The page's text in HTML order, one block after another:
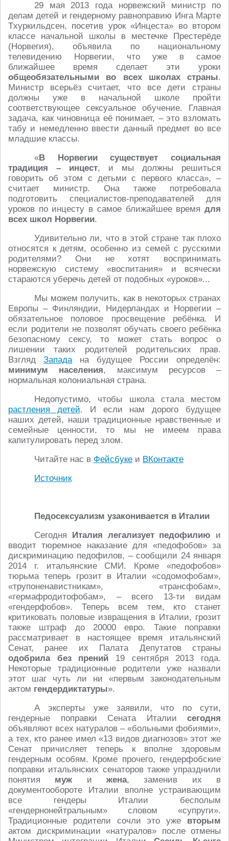
29 мая 2013 года норвежский министр по
делам детей и гендерному равноправию Инга Марте
Tхуркильдсен, посетив урок «Инцеста» во втором
классе начальной школы в местечке Престерёде
(Норвегия), объявила по национальному
телевидению Норвегии, что уже в самое
ближайшее время сделает эти уроки
общеобязательными во всех школах страны.
Министр всерьёз считает, что все дети страны
должны уже в начальной школе пройти
соответствующее сексуальное обучение. Главная
задача, как чиновница её понимает, – это взломать
табу и немедленно ввести данный предмет во все
младшие классы.
«В Норвегии существует социальная
традиция – инцест, и мы должны решиться
говорить об этом с детьми с первого класса», –
считает министр. Она также потребовала
подготовить специалистов-преподавателей для
уроков по инцесту в самое ближайшее время для
всех школ Норвегии.
Удивительно ли, что в этой стране так плохо
относятся к детям, особенно из семей с русскими
родителями? Они не хотят воспринимать
норвежскую систему «воспитания» и всячески
стараются уберечь детей от подобных «уроков»...
Мы можем получить, как в некоторых странах
Европы – Финляндии, Нидерландах и Норвегии –
обязательное половое просвещение ребёнка. И
если родители не позволят обучать своего ребёнка
безопасному сексу, то может стать вопрос о
лишении таких родителей родительских прав.
Взгляд Западана будущее России определён:
минимум населения, максимум ресурсов –
нормальная колониальная страна.
Недопустимо, чтобы школа стала местом
растления детей. И если нам дорого будущее
наших детей, наши традиционные нравственные и
семейные ценности, то мы не имеем права
капитулировать перед злом.
Читайте нас в Фейсбуке и ВКонтакте
Источник
Педосексуализм узаконивается в Италии
Сегодня Италия легализует педофилию и
вводит тюремное наказание для «педофобов» за
дискриминацию педофилов, – сообщили 24 января
2014 г. итальянские СМИ. Кроме «педофобов»
тюрьма теперь грозит в Италии «содомофобам»,
«трупоненавистникам», «трансфобам»,
«гермафродитофобам», – всего 13-ти видам
«гендерфобов». Теперь всем тем, кто станет
критиковать половые извращения в Италии, грозит
также штраф до 20000 евро. Такие поправки
рассматривает в настоящее время итальянский
Сенат, ранее их Палата Депутатов страны
одобрила без прений 19 сентября 2013 года.
Некоторые традиционные родители уже назвали
этот шаг чуть ли ни «первым законодательным
актом гендердиктатуры».
А эксперты уже заявили, что по сути,
гендерные поправки Сената Италии сегодня
объявляют всех натуралов – «больными фобиями»,
а тех, кто ранее имел «13 видов диагнозов» этот же
Сенат причисляет теперь к вполне здоровым
гендерным особям. Кроме прочего, гендерфобские
поправки итальянских сенаторов также упразднили
понятия муж ижена, заменив их в
документообороте Италии вполне устраивающим
все гендеры Италии бесполым
«гендернонейтральным» словом «супруги».
Традиционные родители сочли это уже вторым
актом дискриминации «натуралов» после отмены